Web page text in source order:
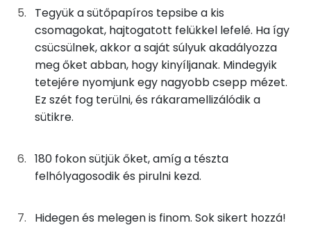
Zsír
Összesen
14.6 g
Telített zsírsav
7 g
Egyszeresen telítetlen zsírsav:
Többszörösen telítetlen zsírsav
Koleszterin
Ásványi anyagok
Tegyük a sütőpapíros tepsibe a kis
csomagokat, hajtogatott felükkel lefelé. Ha így
csücsülnek, akkor a saját súlyuk akadályozza
meg őket abban, hogy kinyíljanak. Mindegyik
tetejére nyomjunk egy nagyobb csepp mézet.
Ez szét fog terülni, és rákaramellizálódik a
sütikre.
180 fokon sütjük őket, amíg a tészta
felhólyagosodik és pirulni kezd.
Hidegen és melegen is finom. Sok sikert hozzá!